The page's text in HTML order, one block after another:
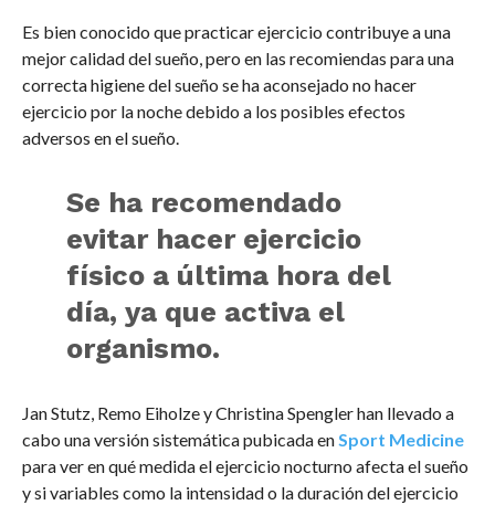
Es bien conocido que practicar ejercicio contribuye a una
mejor calidad del sueño, pero en las recomiendas para una
correcta higiene del sueño se ha aconsejado no hacer
ejercicio por la noche debido a los posibles efectos
adversos en el sueño.
Se ha recomendado
evitar hacer ejercicio
físico a última hora del
día, ya que activa el
organismo.
Jan Stutz, Remo Eiholze y Christina Spengler han llevado a
cabo una versión sistemática pubicada enSport Medicine
para ver en qué medida el ejercicio nocturno afecta el sueño
y si variables como la intensidad o la duración del ejercicio